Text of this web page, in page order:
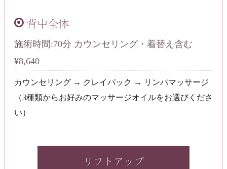
背中全体
施術時間:70分 カウンセリング・着替え含む
¥8,640
カウンセリング → クレイパック → リンパマッサージ
（3種類からお好みのマッサージオイルをお選びくださ
い）
リフトアップ